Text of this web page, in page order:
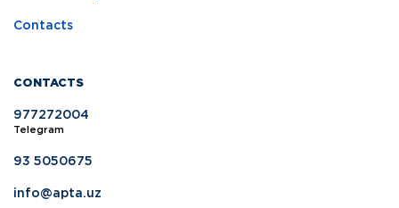
Contacts
CONTACTS
977272004
Telegram
93 5050675
info@apta.uz